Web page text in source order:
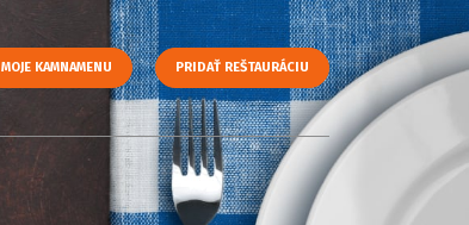
MOJE KAMNAMENU PRIDAŤ REŠTAURÁCIU